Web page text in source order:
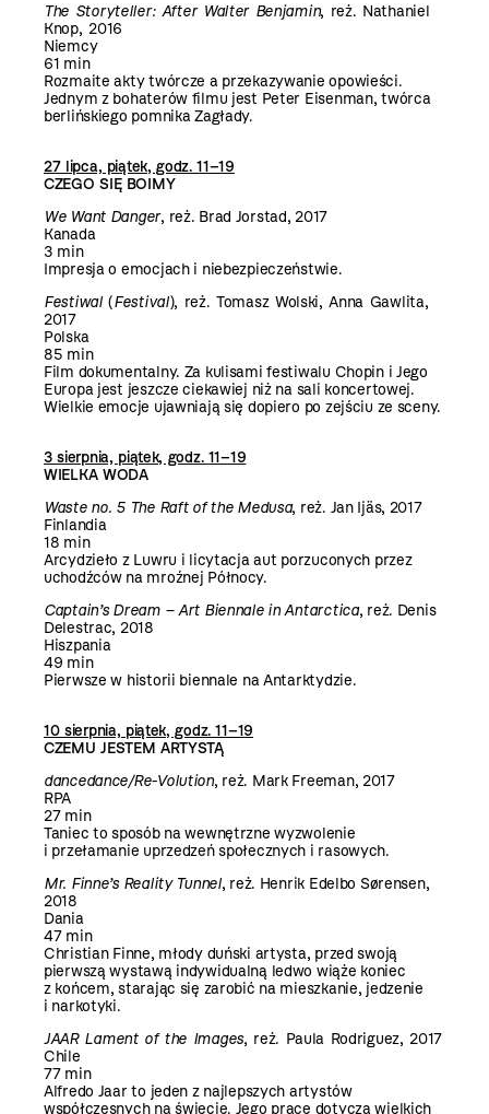
The Storyteller: After Walter Benjamin, reż. Nathaniel
Knop, 2016
Niemcy
61 min
Rozmaite akty twórcze a przekazywanie opowieści.
Jednym z bohaterów filmu jest Peter Eisenman, twórca
berlińskiego pomnika Zagłady.
27 lipca, piątek, godz. 11–19
CZEGO SIĘ BOIMY
We Want Danger, reż. Brad Jorstad, 2017
Kanada
3 min
Impresja o emocjach i niebezpieczeństwie.
Festiwal(Festival), reż. Tomasz Wolski, Anna Gawlita,
2017
Polska
85 min
Film dokumentalny. Za kulisami festiwalu Chopin i Jego
Europa jest jeszcze ciekawiej niż na sali koncertowej.
Wielkie emocje ujawniają się dopiero po zejściu ze sceny.
3 sierpnia, piątek, godz. 11–19
WIELKA WODA
Waste no. 5 The Raft of the Medusa, reż. Jan Ijäs, 2017
Finlandia
18 min
Arcydzieło z Luwru i licytacja aut porzuconych przez
uchodźców na mroźnej Północy.
Captain’s Dream – Art Biennale in Antarctica, reż. Denis
Delestrac, 2018
Hiszpania
49 min
Pierwsze w historii biennale na Antarktydzie.
10 sierpnia, piątek, godz. 11–19
CZEMU JESTEM ARTYSTĄ
dancedance/Re-Volution, reż. Mark Freeman, 2017
RPA
27 min
Taniec to sposób na wewnętrzne wyzwolenie
i przełamanie uprzedzeń społecznych i rasowych.
Mr. Finne’s Reality Tunnel, reż. Henrik Edelbo Sørensen,
2018
Dania
47 min
Christian Finne, młody duński artysta, przed swoją
pierwszą wystawą indywidualną ledwo wiąże koniec
z końcem, starając się zarobić na mieszkanie, jedzenie
i narkotyki.
JAAR Lament of the Images, reż. Paula Rodriguez, 2017
Chile
77 min
Alfredo Jaar to jeden z najlepszych artystów
współczesnych na świecie. Jego prace dotyczą wielkich